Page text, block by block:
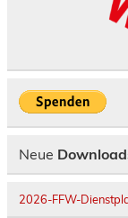
Neue
2026-FFW-